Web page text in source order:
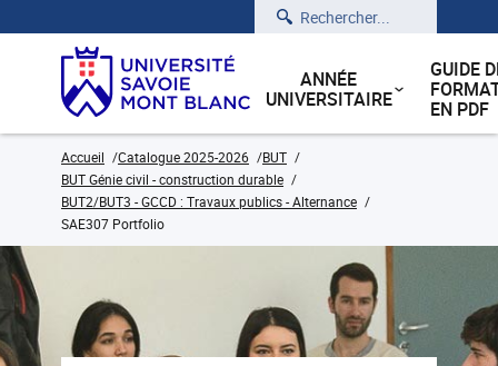
Rechercher
ANNÉE
UNIVERSITAIRE
GUIDE
EN PDF
Accueil Catalogue 2025-2026
BUT
BUT Génie civil - construction durable
BUT2/BUT3 - GCCD : Travaux publics - Alternance
SAE307 Portfolio